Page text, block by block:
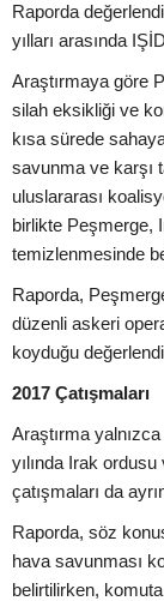
Raporda
yılları arasında
Araştırmaya göre
silah eksikliği ve
kısa sürede
savunma ve karşı
uluslararası
birlikte Peşmerge,
temizlenmesinde
Raporda,
düzenli askeri
koyduğu
2017 Çatışmaları
Araştırma
yılında Irak
çatışmaları da
Raporda, söz
hava savunması
belirtilirken,